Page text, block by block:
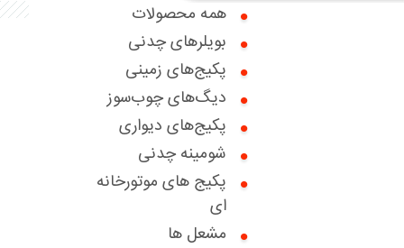
همه محصولات
بویلرهای چدنی
پکیج‌های زمینی
دیگ‌های چوب‌سوز
پکیج‌های دیواری
شومینه چدنی
پکیج های موتورخانه
ای
مشعل ها